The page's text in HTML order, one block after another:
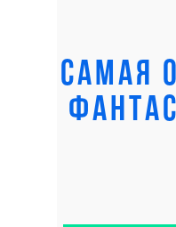
САМАЯ